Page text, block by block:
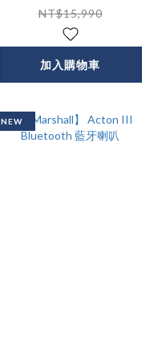
NT$15,990
加入購物車
NEW